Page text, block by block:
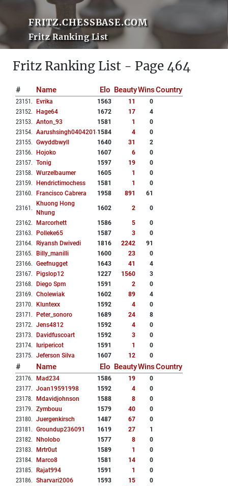
FRITZ.CHESSBASE.COM
Fritz Ranking List
Fritz Ranking List - Page 464
# Name Elo BeautyWinsCountry
23151 . Evrika 1563 11
0
23152. Hage64 1672 17
4
23153. Anton_93 1581 1
0
23154. Aarushsingh040420141584 4
0
23155. Gwyddbwyll 1640 31
2
23156. Hojoko 1607 6
0
23157. Tonig 1597 19
0
23158. Wurzelbaumer 1605 1
0
23159. Hendrictimochess 1581 1
0
23160. Francisco Cabrera 1958 891 61
23161 .
Khuong Hong
Nhung
1602 2 0
23162. Marcorhett 1586 5
0
23163. Polleke65 1587 3
0
23164. Riyansh Dwivedi 1816 2242
91
23165. Billy_manilli 1600 23
0
23166. Geefnugget 1643 41
4
23167. Pigslop12 1227 1560
3
23168. Diego Spm 1591 2
0
23169. Cholewiak 1602 89
4
23170. Kluntexx 1592 4
0
23171 . Peter_sonoro 1689 24
8
23172. Jens4812 1592 4
0
23173. Davidfuscoart 1592 3
0
23174. Iuripericot 1591 1
0
23175. Jeferson Silva 1607 12 0
# Name Elo BeautyWinsCountry
23176. Mad234 1586 19
0
23177. Joan19591998 1592 4
0
23178. Mdavidjohnson 1588 8
0
23179. Zymbouu 1579 40
0
23180. Juergenkirsch 1487 67
0
23181 . Groundup236091 1619 27
1
23182. Nholobo 1577 8
0
23183. Mrtr0ut 1589 1
0
23184. Marco8 1581 14
0
23185. Rajat994 1591 1
0
23186. Sharvari2006 1593 15
0